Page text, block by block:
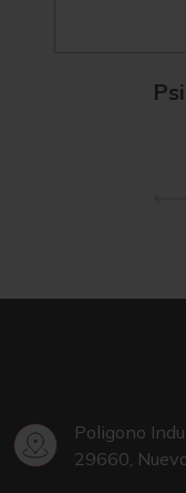
Poligono
29660,